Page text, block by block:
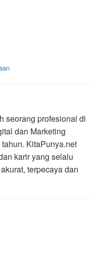
seorang profesional di
dan Marketing
KitaPunya.net
karir yang selalu
terpecaya dan